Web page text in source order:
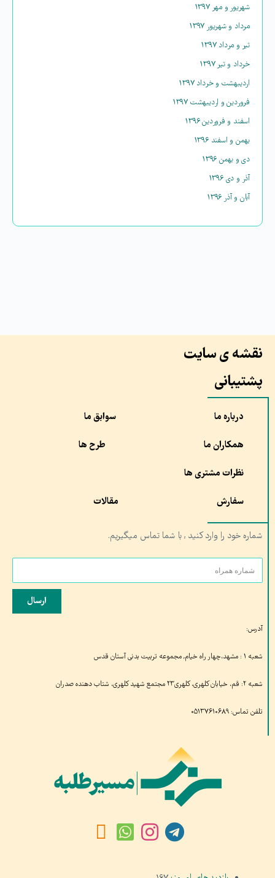
شهریور و مهر ۱۳۹۷
مرداد و شهریور ۱۳۹۷
تیر و مرداد ۱۳۹۷
خرداد و تیر ۱۳۹۷
اردیبهشت و خرداد ۱۳۹۷
فروردین و اردیبهشت ۱۳۹۷
اسفند و فروردین ۱۳۹۶
بهمن و اسفند ۱۳۹۶
دی و بهمن ۱۳۹۶
آذر و دی ۱۳۹۶
آبان و آذر ۱۳۹۶
نقشه ی سایت
پشتیبانی
درباره ما سوابق ما
همکاران ما طرح ها
نظرات مشتری ها
سفارش مقالات
شماره خود را وارد کنید , با شما تماس میگیریم.
ارسال
آدرس:
شعبه ۱ : مشهد،چهار راه خیام, مجموعه تربیت بدنی آستان قدس
شعبه ۲: قم، خیابان کلهری، کلهری۲۳ مجتمع شهید کلهری، شتاب دهنده صدران
تلفن تماس: ۰۵۱۳۷۶۱۰۶۸۹